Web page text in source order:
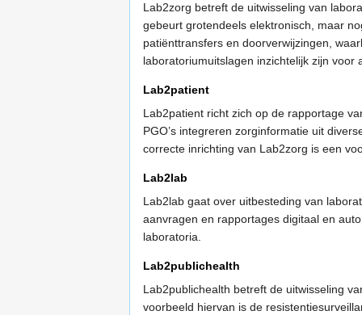
Lab2zorg betreft de uitwisseling van
gebeurt grotendeels elektronisch, maar
patiënttransfers en doorverwijzingen,
laboratoriumuitslagen inzichtelijk zijn
Lab2patient
Lab2patient richt zich op de rapportage
PGO’s integreren zorginformatie uit
correcte inrichting van Lab2zorg is een
Lab2lab
Lab2lab gaat over uitbesteding van
aanvragen en rapportages digitaal en
laboratoria.
Lab2publichealth
Lab2publichealth betreft de uitwisseling
voorbeeld hiervan is de